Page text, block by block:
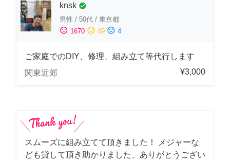
knsk check_circle
男性 / 50代 / 東京都
sentiment_satisfied 1670 sentiment_neutral 49 sentiment_dissatisfied 4
ご家庭でのDIY、修理、組み立て等代行します
関東近郊
¥3,000
スムーズに組み立てて頂きました！ メジャーな
ども貸して頂き助かりました、ありがとうござい